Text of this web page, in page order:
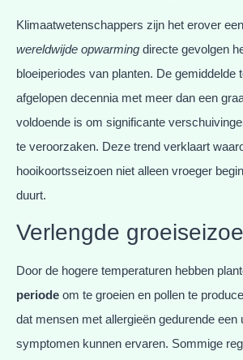
Klimaatwetenschappers zijn het erover
wereldwijde opwarming directe gevolgen
bloeiperiodes van planten. De gemiddelde
afgelopen decennia met meer dan een
voldoende is om significante
te veroorzaken. Deze trend verklaart
hooikoortsseizoen niet alleen vroeger
duurt.
Verlengde
Door de hogere temperaturen hebben
periode om te groeien en pollen te
dat mensen met allergieën gedurende een
symptomen kunnen ervaren. Sommige